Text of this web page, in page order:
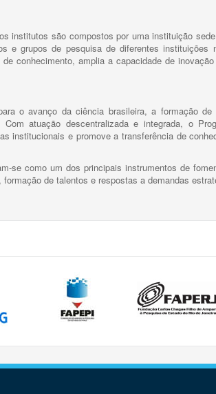
institutos são compostos por uma instituição
e grupos de pesquisa de diferentes
conhecimento, amplia a capacidade de
o avanço da ciência brasileira, a formação
atuação descentralizada e integrada, o
institucionais e promove a transferência de
se como um dos principais instrumentos de
de talentos e respostas a demandas